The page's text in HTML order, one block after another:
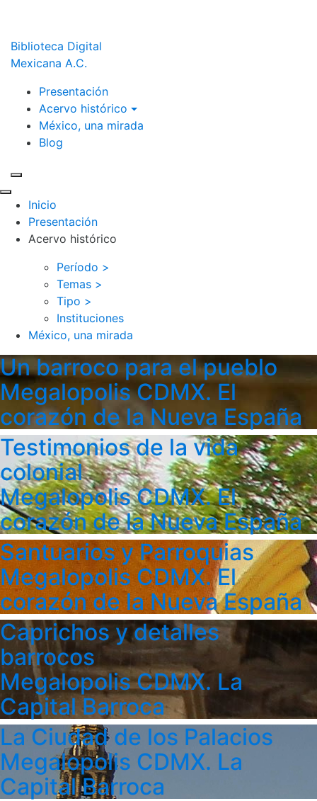
Biblioteca Digital
Mexicana A.C.
Presentación
Acervo histórico
México, una mirada
Blog
Inicio
Presentación
Acervo histórico
Período >
Temas >
Tipo >
Instituciones
México, una mirada
Un barroco para el pueblo
Megalopolis CDMX. El
corazón de la Nueva España
Testimonios de la vida
colonial
Megalopolis CDMX. El
corazón de la Nueva España
Santuarios y Parroquias
Megalopolis CDMX. El
corazón de la Nueva España
Caprichos y detalles
barrocos
Megalopolis CDMX. La
Capital Barroca
La Ciudad de los Palacios
Megalopolis CDMX. La
Capital Barroca